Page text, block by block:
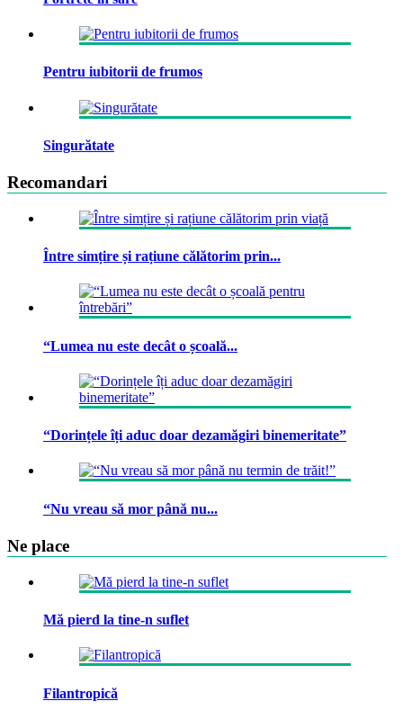
Pentru iubitorii de frumos
Singurătate
Recomandari
Între simțire și rațiune călătorim prin...
“Lumea nu este decât o școală...
“Dorințele îți aduc doar dezamăgiri binemeritate”
“Nu vreau să mor până nu...
Ne place
Mă pierd la tine-n suflet
Filantropică